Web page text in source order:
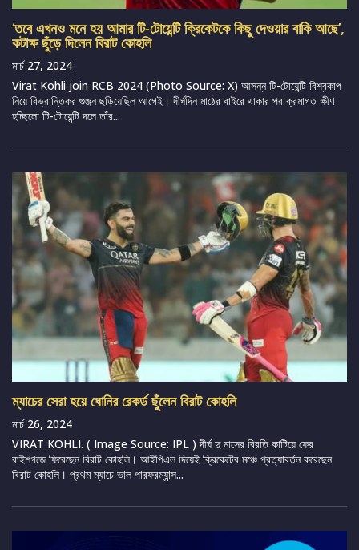
‘তবে এখনও মনে হয় আমার টি-টোয়েন্টি ক্রিকেটকে কিছু দেওয়ার বাকি আছে’,
কটাক্ষ ছুঁড়ে দিলেন বিরাট কোহলি
মার্চ 27, 2024
Virat Kohli join RCB 2024 (Photo Source: X) আসন্ন টি-টোয়েন্টি বিশ্বকাপ
নিয়ে বিভ্রান্তিকর গুঞ্জন ছড়িয়েছিল আগেই। দীর্ঘদিন মাঠের বাইরে থাকার পর ক্রমাগত ক্ষীণ
হচ্ছিলো টি-টোয়েন্টি দলে তাঁর...
ম্যাচের সেরা হয়ে ধোনির রেকর্ড ছুঁলেন বিরাট কোহলি
মার্চ 26, 2024
VIRAT KOHLI. ( Image Source: IPL ) দীর্ঘ দু মাসের বিরতি কাটিয়ে ফের
বাইশগজে ফিরেছেন বিরাট কোহলি। আইপিএল দিয়েই ক্রিকেটের মঞ্চে প্রত্যাবর্তন করেছেন
বিরাট কোহলি। প্রথম ম্যাচে ভাল পারফরম্যান্স...